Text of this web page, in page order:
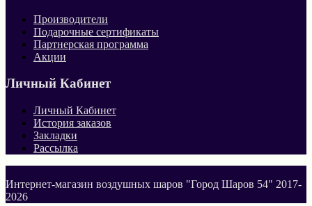
Производители
Подарочные сертификаты
Партнерская программа
Акции
Личный Кабинет
Личный Кабинет
История заказов
Закладки
Рассылка
Интернет-магазин воздушных шаров "Город Шаров 54" 2017-
2026